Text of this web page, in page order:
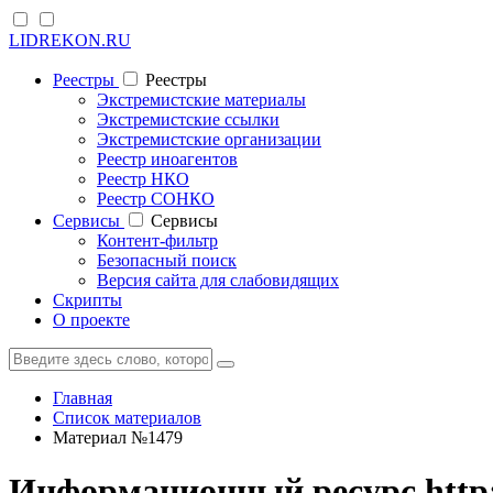
LIDREKON.RU
Реестры
Реестры
Экстремистские материалы
Экстремистские ссылки
Экстремистские организации
Реестр иноагентов
Реестр НКО
Реестр СОНКО
Cервисы
Cервисы
Контент-фильтр
Безопасный поиск
Версия сайта для слабовидящих
Скрипты
О проекте
Главная
Список материалов
Материал №1479